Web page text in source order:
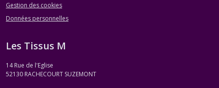
Gestion des cookies
Données personnelles
Les Tissus M
14 Rue de l'Eglise
52130 RACHECOURT SUZEMONT